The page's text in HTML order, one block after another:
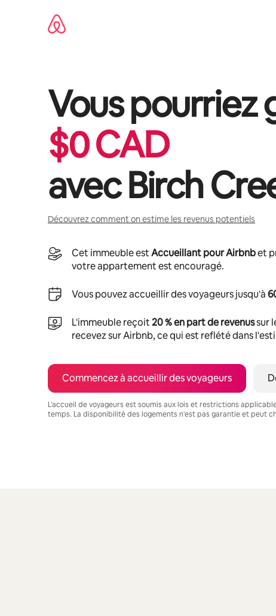
Vous pourriez
$0CAD
avecBirch
Découvrez comment on estime les revenus potentiels
Cet immeuble estAccueillant pour Airbnbet
votre appartement est encouragé.
Vous pouvez accueillir des voyageurs jusqu'à
L'immeuble reçoit20 % en part de revenussur
recevez sur Airbnb, ce qui est reflété dans
Commencez à accueillir des voyageurs
L'accueil de voyageurs est soumis aux lois et restrictions
temps. La disponibilité des logements n'est pas garantie et peut